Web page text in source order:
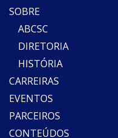
SOBRE
ABCSC
DIRETORIA
HISTÓRIA
CARREIRAS
EVENTOS
PARCEIROS
CONTEÚDOS